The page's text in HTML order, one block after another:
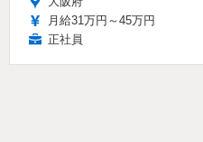
月給31万円～45万円
正社員